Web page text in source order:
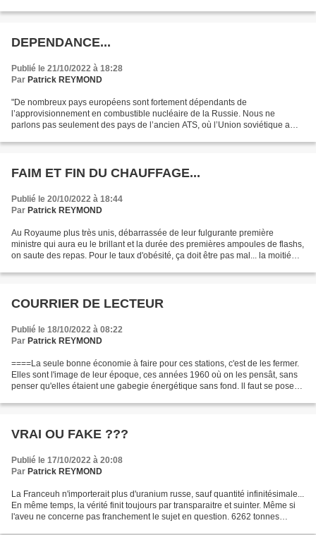
DEPENDANCE...
Publié le 21/10/2022 à 18:28
Par Patrick REYMOND
"De nombreux pays européens sont fortement dépendants de
l’approvisionnement en combustible nucléaire de la Russie. Nous ne
parlons pas seulement des pays de l’ancien ATS, où l’Union soviétique a
FAIM ET FIN DU CHAUFFAGE...
Publié le 20/10/2022 à 18:44
Par Patrick REYMOND
Au Royaume plus très unis, débarrassée de leur fulgurante première
ministre qui aura eu le brillant et la durée des premières ampoules de flashs,
on saute des repas. Pour le taux d'obésité, ça doit être pas mal... la moitié
COURRIER DE LECTEUR
Publié le 18/10/2022 à 08:22
Par Patrick REYMOND
====La seule bonne économie à faire pour ces stations, c'est de les fermer.
Elles sont l'image de leur époque, ces années 1960 où on les pensât, sans
penser qu'elles étaient une gabegie énergétique sans fond. ll faut se poser
VRAI OU FAKE ???
Publié le 17/10/2022 à 20:08
Par Patrick REYMOND
La Franceuh n'importerait plus d'uranium russe, sauf quantité infinitésimale...
En même temps, la vérité finit toujours par transparaitre et suinter. Même si
l'aveu ne concerne pas franchement le sujet en question. 6262 tonnes